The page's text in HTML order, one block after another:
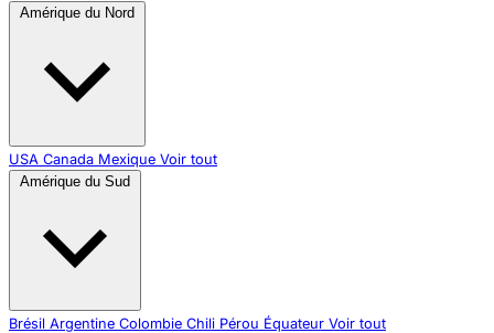
Amérique du Nord
USA Canada Mexique Voir tout
Amérique du Sud
Brésil Argentine Colombie Chili Pérou Équateur Voir tout